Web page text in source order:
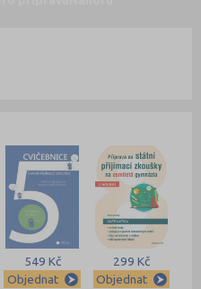
549 Kč
Objednat
299 Kč
Objednat